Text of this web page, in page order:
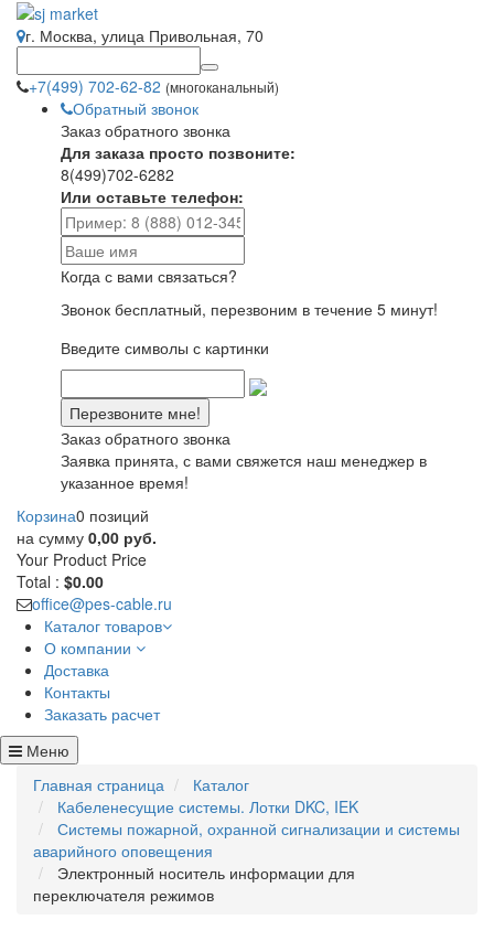
г. Москва, улица Привольная, 70
+7(499) 702-62-82 (многоканальный)
Обратный звонок
Заказ обратного звонка
Для заказа просто позвоните:
8(499)702-6282
Или оставьте телефон:
Когда с вами связаться?
Звонок бесплатный, перезвоним в течение 5 минут!
Введите символы с картинки
Заказ обратного звонка
Заявка принята, с вами свяжется наш менеджер в
указанное время!
Корзина0 позиций
на сумму 0,00 руб.
Your Product Price
Total : $0.00
office@pes-cable.ru
Каталог товаров
О компании
Доставка
Контакты
Заказать расчет
Меню
Главная страница
Каталог
Кабеленесущие системы. Лотки DKC, IEK
Системы пожарной, охранной сигнализации и системы
аварийного оповещения
Электронный носитель информации для
переключателя режимов